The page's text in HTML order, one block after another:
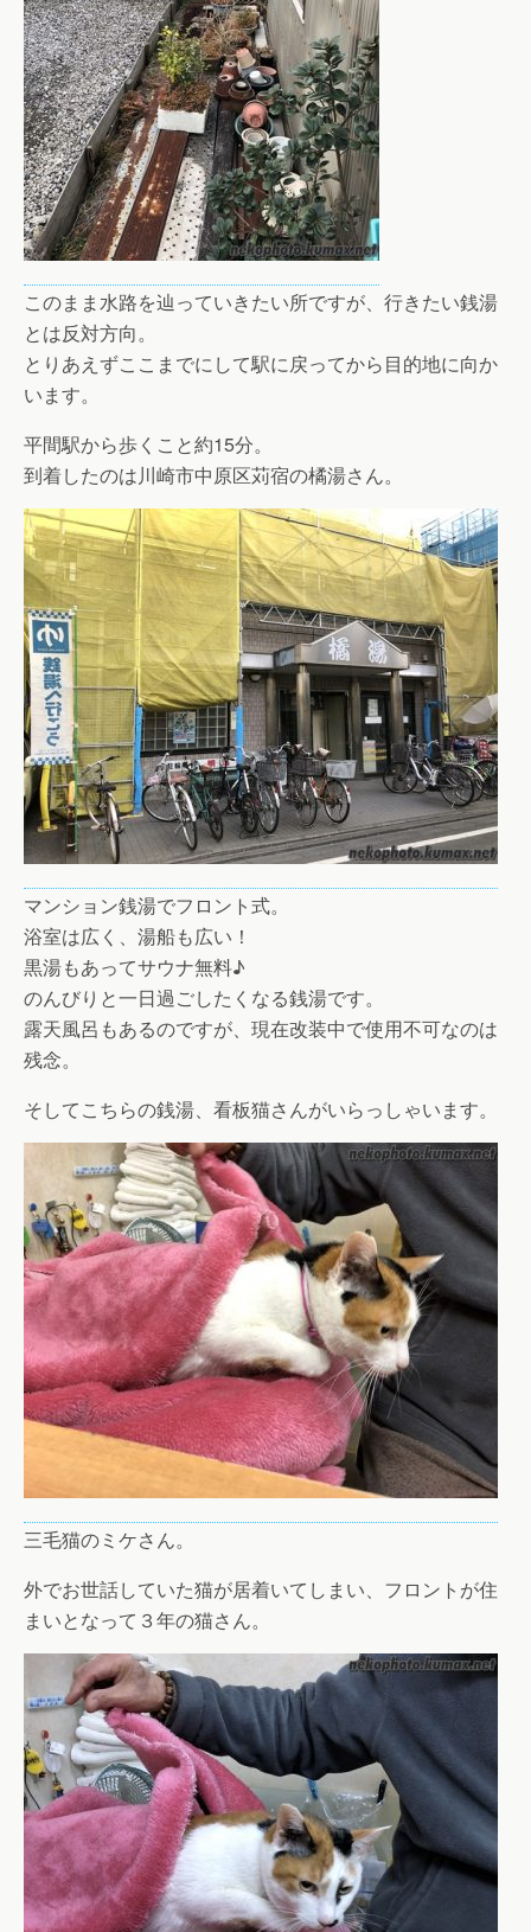
このまま水路を辿っていきたい所ですが、行きたい銭湯
とは反対方向。
とりあえずここまでにして駅に戻ってから目的地に向か
います。
平間駅から歩くこと約15分。
到着したのは川崎市中原区苅宿の橘湯さん。
マンション銭湯でフロント式。
浴室は広く、湯船も広い！
黒湯もあってサウナ無料♪
のんびりと一日過ごしたくなる銭湯です。
露天風呂もあるのですが、現在改装中で使用不可なのは
残念。
そしてこちらの銭湯、看板猫さんがいらっしゃいます。
三毛猫のミケさん。
外でお世話していた猫が居着いてしまい、フロントが住
まいとなって３年の猫さん。